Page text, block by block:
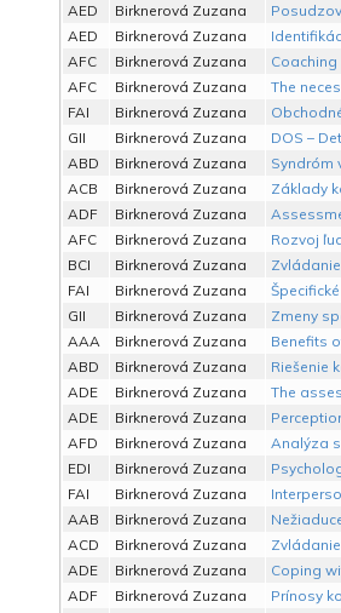
AED
Birknerová Zuzana
AED
Birknerová Zuzana
AFC
Birknerová Zuzana
AFC
Birknerová Zuzana
The
FAI
Birknerová Zuzana
GII
Birknerová Zuzana
DOS –
ABD
Birknerová Zuzana
Syndróm
ACB
Birknerová Zuzana
Základy
ADF
Birknerová Zuzana
AFC
Birknerová Zuzana
Rozvoj
BCI
Birknerová Zuzana
FAI
Birknerová Zuzana
GII
Birknerová Zuzana
Zmeny
AAA
Birknerová Zuzana
Benefits
ABD
Birknerová Zuzana
Riešenie
ADE
Birknerová Zuzana
The
ADE
Birknerová Zuzana
AFD
Birknerová Zuzana
Analýza
EDI
Birknerová Zuzana
FAI
Birknerová Zuzana
AAB
Birknerová Zuzana
ACD
Birknerová Zuzana
ADE
Birknerová Zuzana
Coping
ADF
Birknerová Zuzana
Prínosy